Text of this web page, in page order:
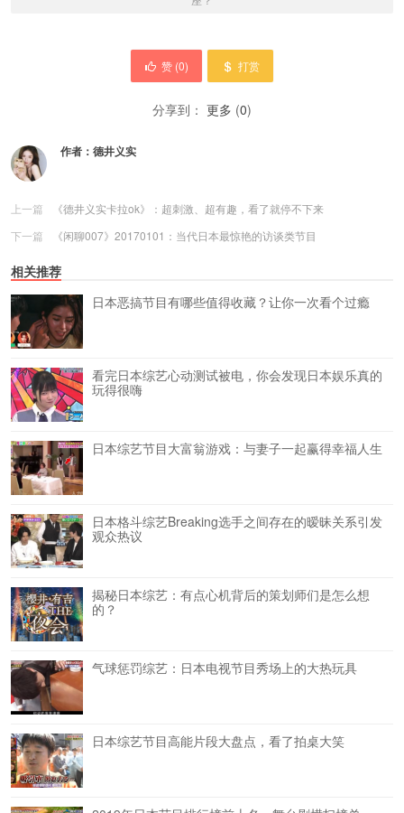
赞 (0) 打赏
分享到： 更多 (0)
作者： 德井义实
上一篇
《德井义实卡拉ok》：超刺激、超有趣，看了就停不下来
下一篇
《闲聊007》20170101：当代日本最惊艳的访谈类节目
相关推荐
日本恶搞节目有哪些值得收藏？让你一次看个过瘾
看完日本综艺心动测试被电，你会发现日本娱乐真的
玩得很嗨
日本综艺节目大富翁游戏：与妻子一起赢得幸福人生
日本格斗综艺Breaking选手之间存在的暧昧关系引发
观众热议
揭秘日本综艺：有点心机背后的策划师们是怎么想
的？
气球惩罚综艺：日本电视节目秀场上的大热玩具
日本综艺节目高能片段大盘点，看了拍桌大笑